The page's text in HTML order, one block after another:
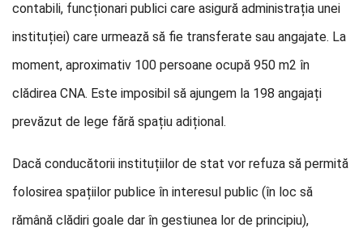
contabili, funcționari publici care asigură administrația unei
instituției) care urmează să fie transferate sau angajate. La
moment, aproximativ 100 persoane ocupă 950 m2 în
clădirea CNA. Este imposibil să ajungem la 198 angajați
prevăzut de lege fără spațiu adițional.
Dacă conducătorii instituțiilor de stat vor refuza să permită
folosirea spațiilor publice în interesul public (în loc să
rămână clădiri goale dar în gestiunea lor de principiu),